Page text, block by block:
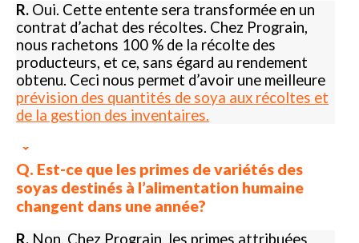
R. Oui. Cette entente sera transformée en un
contrat d’achat des récoltes. Chez Prograin,
nous rachetons 100 % de la récolte des
producteurs, et ce, sans égard au rendement
obtenu. Ceci nous permet d’avoir une meilleure
prévision des quantités de soya aux récoltes et
de la gestion des inventaires.
Q. Est-ce que les primes de variétés des
soyas destinés à l’alimentation humaine
changent dans une année?
R. Non. Chez Prograin, les primes attribuées